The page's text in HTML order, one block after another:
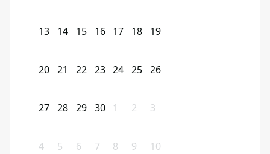
13 14 15 16 17 18 19
20 21 22 23 24 25 26
27 28 29 30 1 2 3
4 5 6 7 8 9 10